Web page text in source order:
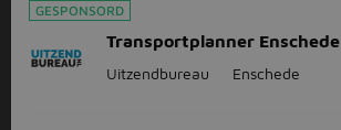
GESPONSORD
Transportplanner Enschede
Uitzendbureau Enschede